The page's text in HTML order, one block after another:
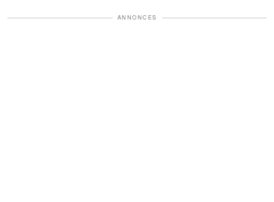
ANNONCES